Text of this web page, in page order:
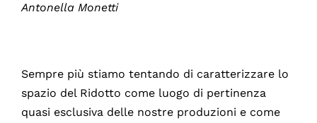
Antonella Monetti
Sempre più stiamo tentando di caratterizzare lo
spazio del Ridotto come luogo di pertinenza
quasi esclusiva delle nostre produzioni e come